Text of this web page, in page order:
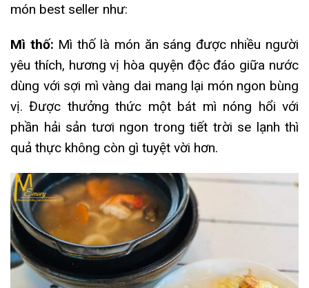
món best seller như:
Mì thố: Mì thố là món ăn sáng được nhiều người
yêu thích, hương vị hòa quyện độc đáo giữa nước
dùng với sợi mì vàng dai mang lại món ngon bùng
vị. Được thưởng thức một bát mì nóng hổi với
phần hải sản tươi ngon trong tiết trời se lạnh thì
quả thực không còn gì tuyệt vời hơn.